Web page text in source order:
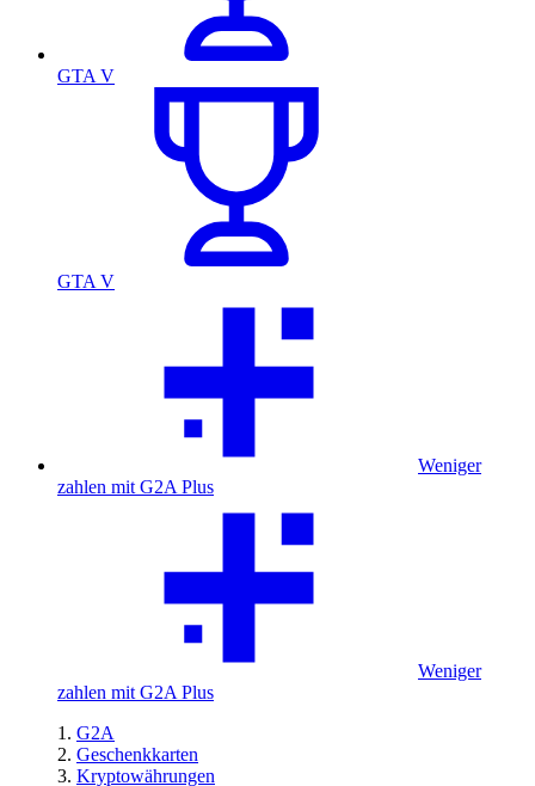
GTA V
GTA V
Weniger
zahlen mit G2A Plus
Weniger
zahlen mit G2A Plus
G2A
Geschenkkarten
Kryptowährungen